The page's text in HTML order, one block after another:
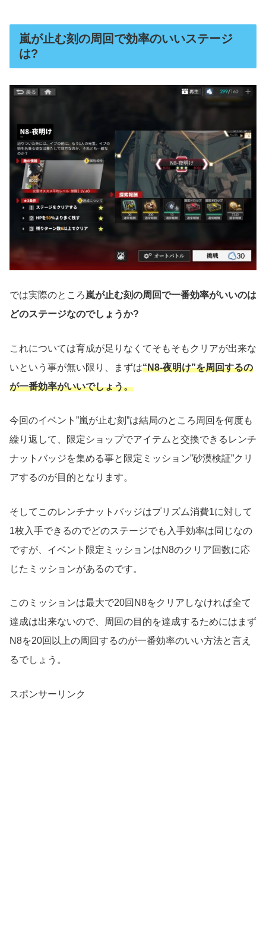
嵐が止む刻の周回で効率のいいステージ
は?
では実際のところ 嵐が止む刻の周回で一番効率がいいのは
どのステージなのでしょうか?
これについては育成が足りなくてそもそもクリアが出来な
いという事が無い限り、まずは“N8-夜明け”を周回するの
が一番効率がいいでしょう。
今回のイベント”嵐が止む刻”は結局のところ周回を何度も
繰り返して、限定ショップでアイテムと交換できるレンチ
ナットバッジを集める事と限定ミッション”砂漠検証”クリ
アするのが目的となります。
そしてこのレンチナットバッジはプリズム消費1に対して
1枚入手できるのでどのステージでも入手効率は同じなの
ですが、イベント限定ミッションはN8のクリア回数に応
じたミッションがあるのです。
このミッションは最大で20回N8をクリアしなければ全て
達成は出来ないので、周回の目的を達成するためにはまず
N8を20回以上の周回するのが一番効率のいい方法と言え
るでしょう。
スポンサーリンク